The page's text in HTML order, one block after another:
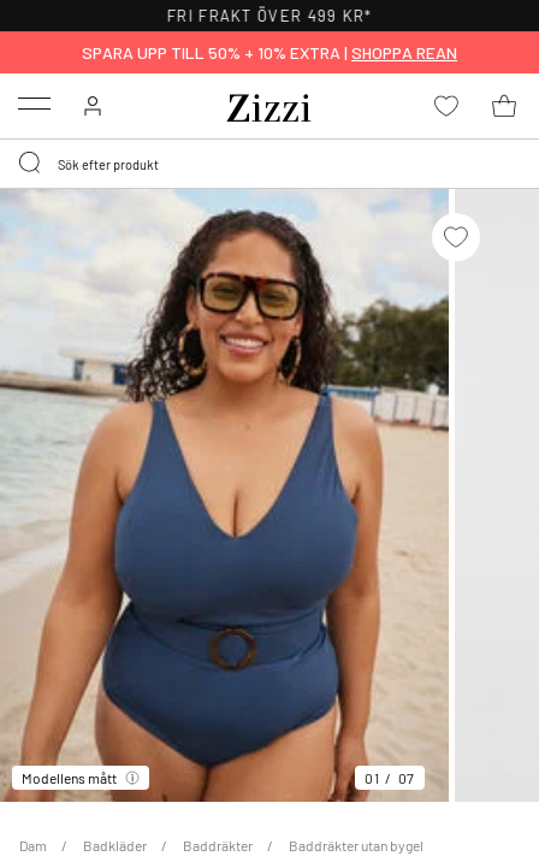
FRI FRAKT ÖVER 499 KR*
SPARA UPP TILL 50% + 10% EXTRA | SHOPPA REAN
Menu
Modellens mått 01 07
Dam Badkläder Baddräkter Baddräkter utan bygel